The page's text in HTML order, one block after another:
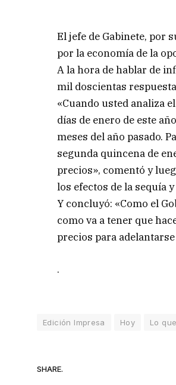
El jefe de Gabinete, por
por la economía de la
A la hora de hablar de
mil doscientas
«Cuando usted analiza
días de enero de este
meses del año pasado.
segunda quincena de
precios», comentó y
los efectos de la sequía
Y concluyó: «Como el
como va a tener que
precios para
.
Edición Impresa Hoy Lo
SHARE.